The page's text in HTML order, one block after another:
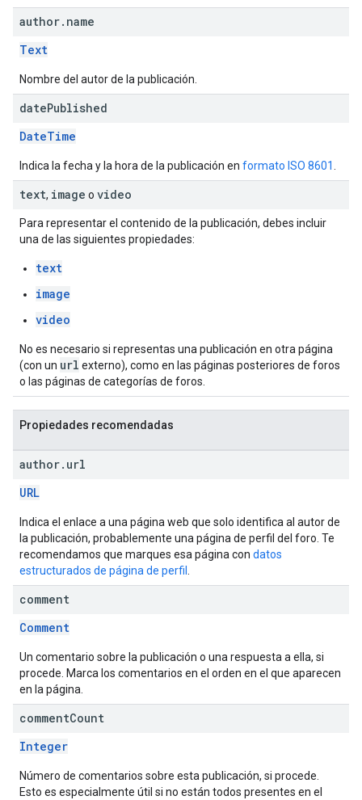
author. name
Text
Nombre del autor de la publicación.
datePublished
DateTime
Indica la fecha y la hora de la publicación en formato ISO 8601
text, image o video
Para representar el contenido de la publicación, debes incluir
una de las siguientes propiedades:
text
image
video
No es necesario si representas una publicación en otra página
(con un url externo), como en las páginas posteriores de foros
o las páginas de categorías de foros.
Propiedades recomendadas
author. url
URL
Indica el enlace a una página web que solo identifica al autor de
la publicación, probablemente una página de perfil del foro. Te
recomendamos que marques esa página con datos
estructurados de página de perfil
comment
Comment
Un comentario sobre la publicación o una respuesta a ella, si
procede. Marca los comentarios en el orden en el que aparecen
en la página.
commentCount
Integer
Número de comentarios sobre esta publicación, si procede.
Esto es especialmente útil si no están todos presentes en el